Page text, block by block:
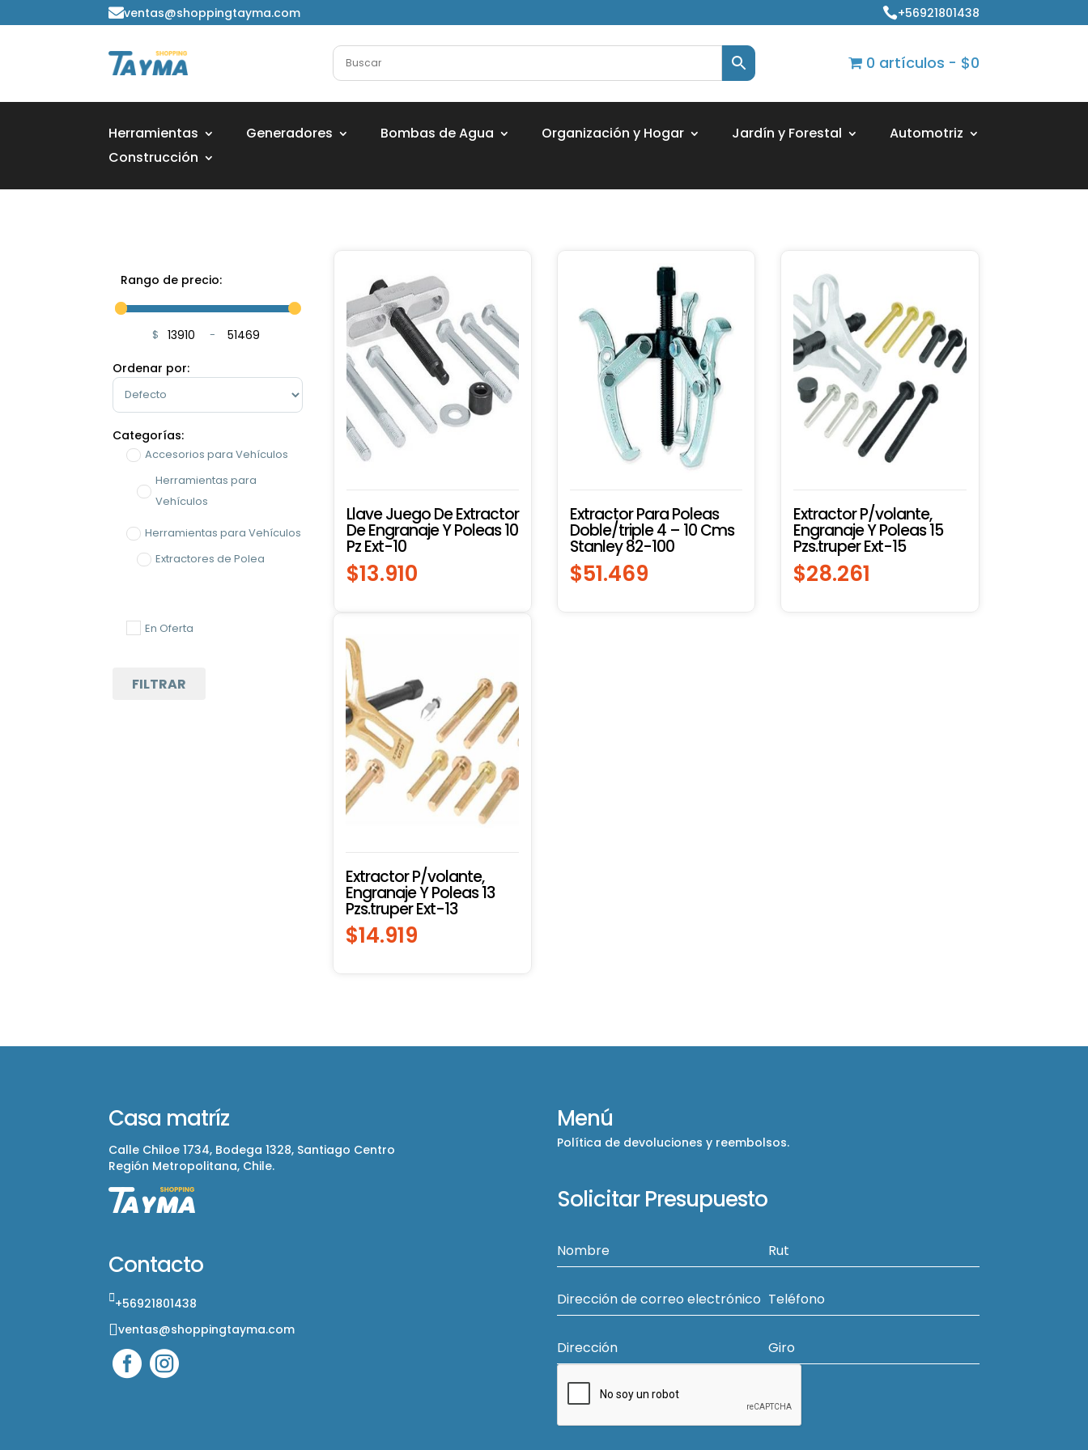
ventas@shoppingtayma.com +56921801438
0 artículos $0
Herramientas Generadores Bombas de Agua Organización y Hogar Jardín y Forestal
Automotriz
Construcción
Rango de precio:
$ Minimum Price
-
Maximum Price
Ordenar por:
Sort Products
Categorías:
Accesorios para Vehículos
Herramientas para
Vehículos
Herramientas para Vehículos
Extractores de Polea
En Oferta
FILTRAR
Llave Juego De Extractor
De Engranaje Y Poleas 10
Pz Ext-10
$13.910
Extractor Para Poleas
Doble/triple 4 – 10 Cms
Stanley 82-100
$51.469
Extractor P/volante,
Engranaje Y Poleas 15
Pzs.truper Ext-15
$28.261
Extractor P/volante,
Engranaje Y Poleas 13
Pzs.truper Ext-13
$14.919
Casa matríz
Calle Chiloe 1734, Bodega 1328, Santiago Centro
Región Metropolitana, Chile.
Contacto
+56921801438
ventas@shoppingtayma.com
 
Menú
Política de devoluciones y reembolsos.
Solicitar Presupuesto
Nombre Rut
Dirección de correo electrónico Teléfono
Dirección Giro